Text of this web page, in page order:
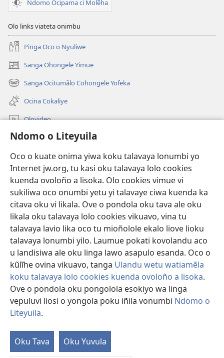
Ndomo o Liteyuila
Oco o kuate onima yiwa koku talavaya lonumbi yo
Internet jw.org, tu kasi oku talavaya lolo cookies
kuenda ovoloño a lisoka. Olo cookies vimue vi
sukiliwa oco onumbi yetu yi talavaye ciwa kuenda ka
citava oku vi likala. Ove o pondola oku tava ale oku
likala oku talavaya lolo cookies vikuavo, vina tu
talavaya lavio lika oco tu mioñolole ekalo liove lioku
talavaya lonumbi yilo. Laumue pokati kovolandu aco
u landisiwa ale oku linga lawo asapulo esanda. Oco o
kũlĩhe ovina vikuavo, tanga Ulandu wetu watiamẽla
koku talavaya lolo cookies kuenda ovoloño a lisoka.
Ove o pondola oku pongolola esokiyo wa linga
vepuluvi liosi o yongola poku iñila vonumbi Ndomo o
Liteyuila.
Oku Tava Oku Yuvula
Ndomo Ocipama ci Molẽha
Olo links viateta onimbu
Pinga Oco o Nyuliwe
Sanga Ohongele Yimue
(yikula
onjanela
yokaliye)
Sanga Ocitumãlo Cohongele Yofeka
(yikula
onjanela
yokaliye)
Ocina Cokaliye
Olovideo
Videos with Audio Descriptions
Sandiliya
Ekuatiso
Olombanjaile
(yikula
onjanela
yokaliye)OCISELEKO CALIVULU VO INTERNET Colombangi Via
Yehova™
(yikula
onjanela
yokaliye)JW Hub
(yikula
onjanela
yokaliye)
OJW Library
LITEYUILA